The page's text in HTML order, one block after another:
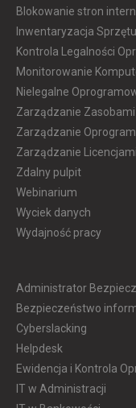
Blokowanie stron
Inwentaryzacja
Kontrola Legalności
Monitorowanie
Nielegalne
Zarządzanie Zasobami
Zarządzanie
Zarządzanie Licencjami
Zdalny pulpit
Webinarium
Wyciek danych
Wydajność pracy
Administrator
Bezpieczeństwo
Cyberslacking
Helpdesk
Ewidencja i Kontrola
IT w Administracji